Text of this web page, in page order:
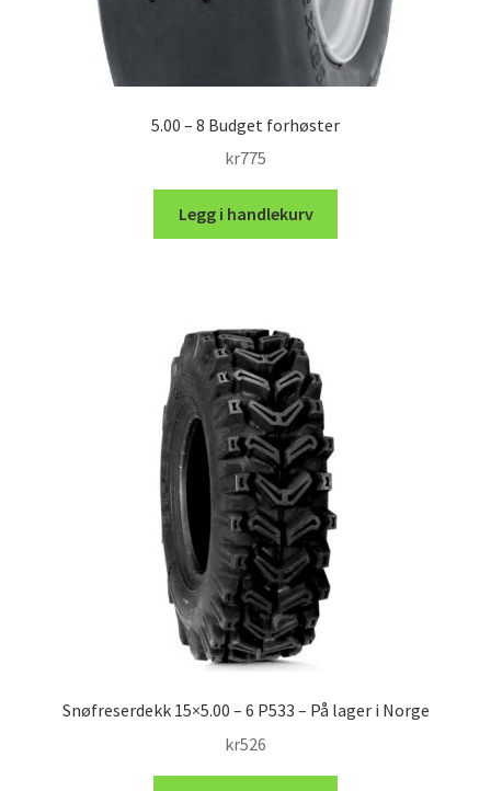
5.00 – 8 Budget forhøster
kr775
Legg i handlekurv
Snøfreserdekk 15×5.00 – 6 P533 – På lager i Norge
kr526